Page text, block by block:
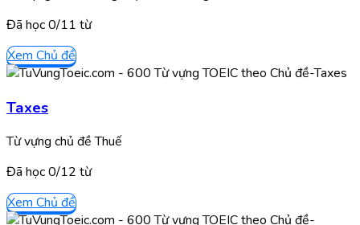
Đã học0/11 từ
Xem Chủ đề
Taxes
Từ vựng chủ đề Thuế
Đã học0/12 từ
Xem Chủ đề